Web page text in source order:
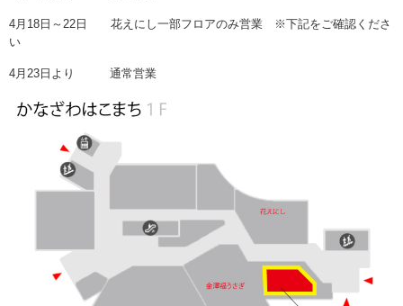
4月18日～22日 花えにし一部フロアのみ営業 ※下記をご確認くださ
い
4月23日より 通常営業